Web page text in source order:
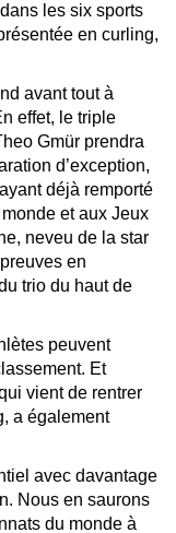
les six sports
en curling,
avant tout à
effet, le triple
Gmür prendra
d’exception,
déjà remporté
et aux Jeux
neveu de la star
en
trio du haut de
peuvent
Et
vient de rentrer
a également
avec davantage
Nous en saurons
du monde à